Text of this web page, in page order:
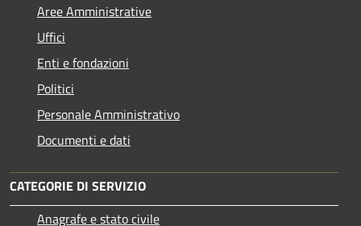
Aree Amministrative
Uffici
Enti e fondazioni
Politici
Personale Amministrativo
Documenti e dati
CATEGORIE DI SERVIZIO
Anagrafe e stato civile